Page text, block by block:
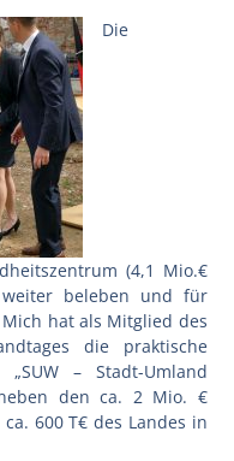
Die
(4,1 Mio.€
beleben und für
hat als Mitglied des
die praktische
– Stadt-Umland
den ca. 2 Mio. €
600 T€ des Landes in